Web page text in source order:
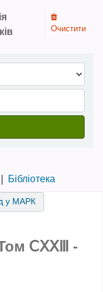
каталог
Очистити
Бібліотека
у МАРК
ⅭⅩⅩⅢ -